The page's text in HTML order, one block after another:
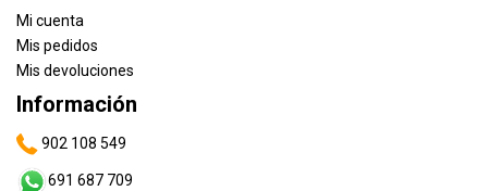
Mi cuenta
Mis pedidos
Mis devoluciones
Información
902 108 549
691 687 709